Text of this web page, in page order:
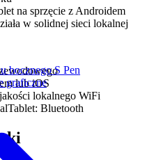
bocznego S Pen
graficzne
na sprzęcie z Androidem
w solidnej sieci lokalnej
lub iOS
lokalnego WiFi
Bluetooth